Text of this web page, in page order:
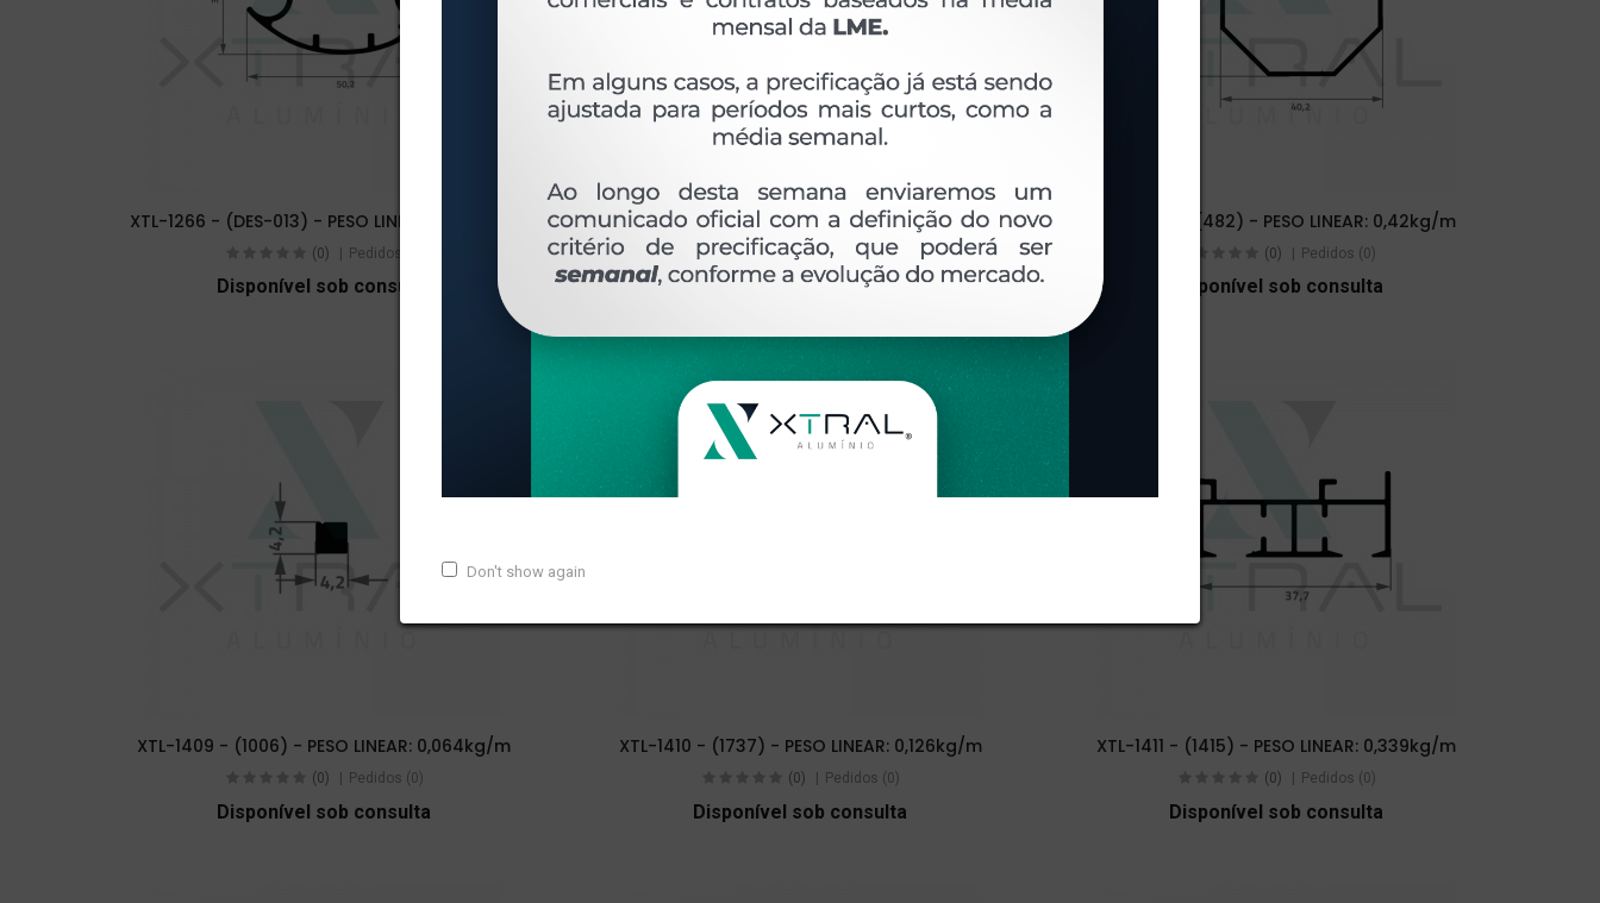
Don't show again
XTL-1266 - (DES-013) - PESO LINEAR: 0,78kg/m
(0) Pedidos (0)
Disponível sob consulta
XTL-1407 - (2088) - PESO LINEAR: 0,738kg/m
(0) Pedidos (0)
Disponível sob consulta
XTL-1408 - (482) - PESO LINEAR: 0,42kg/m
(0) Pedidos (0)
Disponível sob consulta
XTL-1409 - (1006) - PESO LINEAR: 0,064kg/m
(0) Pedidos (0)
Disponível sob consulta
XTL-1410 - (1737) - PESO LINEAR: 0,126kg/m
(0) Pedidos (0)
Disponível sob consulta
XTL-1411 - (1415) - PESO LINEAR: 0,339kg/m
(0) Pedidos (0)
Disponível sob consulta